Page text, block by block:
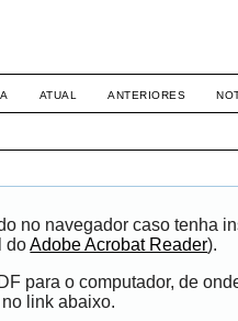
ATUAL ANTERIORES
no navegador caso tenha
doAdobe Acrobat Reader).
para o computador, de
link abaixo.